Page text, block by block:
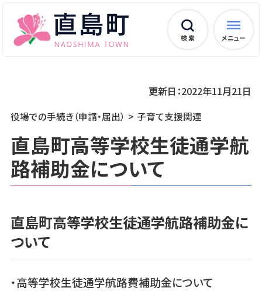
検 索 メニュー
役場での手続き（申請・届出） 子育て支援関連
更新日：2022年11月21日
直島町高等学校生徒通学航
路補助金について
直島町高等学校生徒通学航路補助金に
ついて
・高等学校生徒通学航路費補助金について